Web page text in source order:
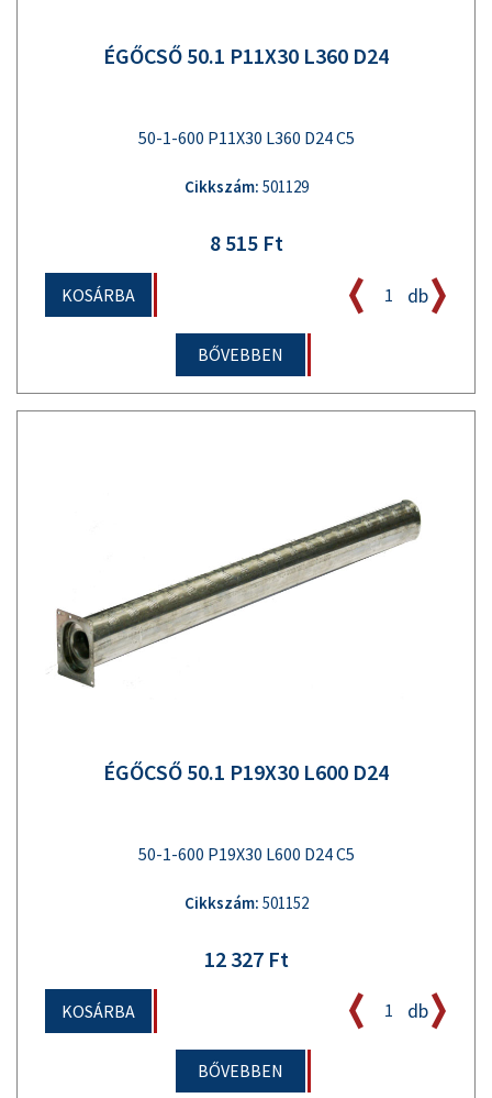
ÉGŐCSŐ 50.1 P11X30 L360 D24
50-1-600 P11X30 L360 D24 C5
Cikkszám: 501129
8 515 Ft
KOSÁRBA db
BŐVEBBEN
ÉGŐCSŐ 50.1 P19X30 L600 D24
50-1-600 P19X30 L600 D24 C5
Cikkszám: 501152
12 327 Ft
KOSÁRBA db
BŐVEBBEN